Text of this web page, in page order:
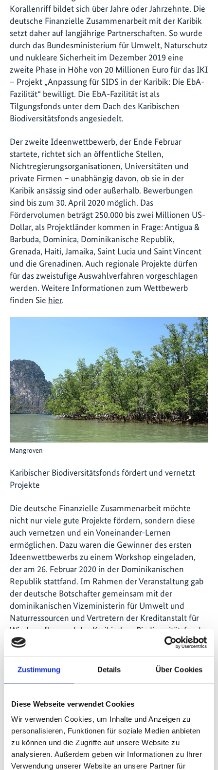
Zustimmung Details Über Cookies
Diese Webseite verwendet Cookies
Wir verwenden Cookies, um Inhalte und Anzeigen zu
personalisieren, Funktionen für soziale Medien anbieten
zu können und die Zugriffe auf unsere Website zu
analysieren. Außerdem geben wir Informationen zu Ihrer
Verwendung unserer Website an unsere Partner für
Korallenriff bildet sich über Jahre oder Jahrzehnte. Die
deutsche Finanzielle Zusammenarbeit mit der Karibik
setzt daher auf langjährige Partnerschaften. So wurde
durch das Bundesministerium für Umwelt, Naturschutz
und nukleare Sicherheit im Dezember 2019 eine
zweite Phase in Höhe von 20 Millionen Euro für das IKI
– Projekt „Anpassung für SIDS in der Karibik: Die EbA-
Fazilität“ bewilligt. Die EbA-Fazilität ist als
Tilgungsfonds unter dem Dach des Karibischen
Biodiversitätsfonds angesiedelt.
Der zweite Ideenwettbewerb, der Ende Februar
startete, richtet sich an öffentliche Stellen,
Nichtregierungsorganisationen, Universitäten und
private Firmen – unabhängig davon, ob sie in der
Karibik ansässig sind oder außerhalb. Bewerbungen
sind bis zum 30. April 2020 möglich. Das
Fördervolumen beträgt 250.000 bis zwei Millionen US-
Dollar, als Projektländer kommen in Frage: Antigua &
Barbuda, Dominica, Dominikanische Republik,
Grenada, Haiti, Jamaika, Saint Lucia und Saint Vincent
und die Grenadinen. Auch regionale Projekte dürfen
für das zweistufige Auswahlverfahren vorgeschlagen
werden. Weitere Informationen zum Wettbewerb
finden Sie hier.
Mangroven
Karibischer Biodiversitätsfonds fördert und vernetzt
Projekte
Die deutsche Finanzielle Zusammenarbeit möchte
nicht nur viele gute Projekte fördern, sondern diese
auch vernetzen und ein Voneinander-Lernen
ermöglichen. Dazu waren die Gewinner des ersten
Ideenwettbewerbs zu einem Workshop eingeladen,
der am 26. Februar 2020 in der Dominikanischen
Republik stattfand. Im Rahmen der Veranstaltung gab
der deutsche Botschafter gemeinsam mit der
dominikanischen Vizeministerin für Umwelt und
Naturressourcen und Vertretern der Kreditanstalt für
Wiederaufbau und des Karibischen Biodiversitätsfonds
den Startschuss für die nächste Runde des
Wettbewerbs.